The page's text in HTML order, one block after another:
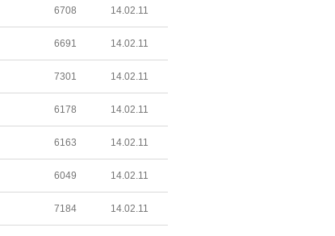
6708 14.02.11
6691 14.02.11
7301 14.02.11
6178 14.02.11
6163 14.02.11
6049 14.02.11
7184 14.02.11